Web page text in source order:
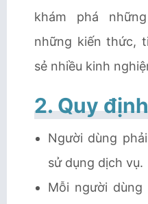
khám phá
những kiến thức,
sẻ nhiều kinh
2. Quy
Người dùng
sử dụng dịch vụ.
Mỗi người